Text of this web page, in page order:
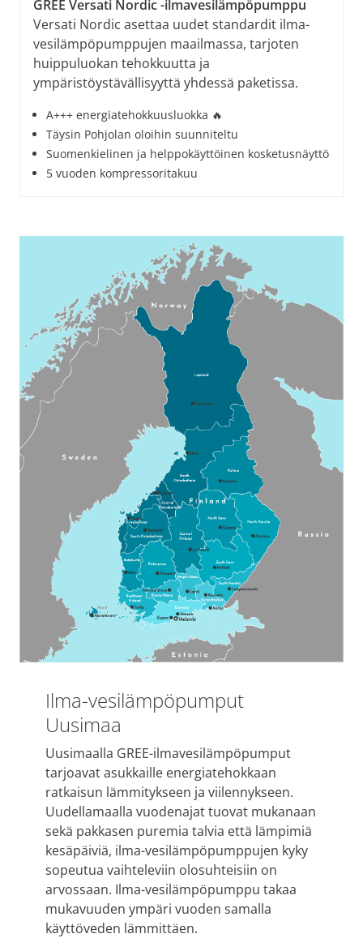
GREE Versati Nordic -ilmavesilämpöpumppu
Versati Nordic asettaa uudet standardit ilma-
vesilämpöpumppujen maailmassa, tarjoten
huippuluokan tehokkuutta ja
ympäristöystävällisyyttä yhdessä paketissa.
A+++ energiatehokkuusluokka 🔥
Täysin Pohjolan oloihin suunniteltu
Suomenkielinen ja helppokäyttöinen kosketusnäyttö
5 vuoden kompressoritakuu
Ilma-vesilämpöpumput
Uusimaa
Uusimaalla GREE-ilmavesilämpöpumput
tarjoavat asukkaille energiatehokkaan
ratkaisun lämmitykseen ja viilennykseen.
Uudellamaalla vuodenajat tuovat mukanaan
sekä pakkasen puremia talvia että lämpimiä
kesäpäiviä, ilma-vesilämpöpumppujen kyky
sopeutua vaihteleviin olosuhteisiin on
arvossaan. Ilma-vesilämpöpumppu takaa
mukavuuden ympäri vuoden samalla
käyttöveden lämmittäen.